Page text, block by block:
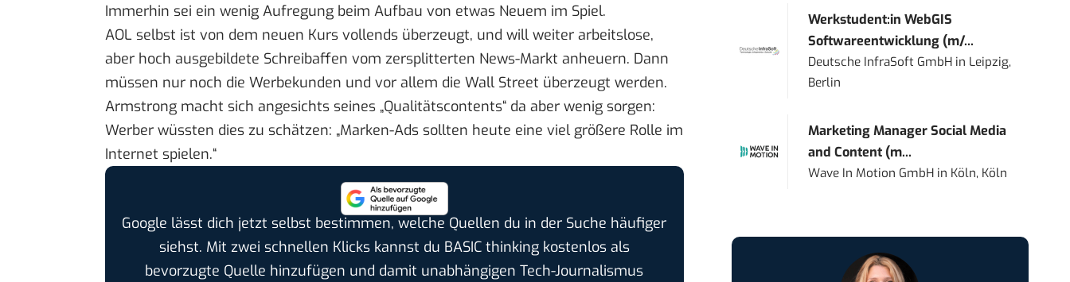
Immerhin sei ein wenig Aufregung beim Aufbau von etwas Neuem im Spiel.
AOL selbst ist von dem neuen Kurs vollends überzeugt, und will weiter arbeitslose,
aber hoch ausgebildete Schreibaffen vom zersplitterten News-Markt anheuern. Dann
müssen nur noch die Werbekunden und vor allem die Wall Street überzeugt werden.
Armstrong macht sich angesichts seines „Qualitätscontents“ da aber wenig sorgen:
Werber wüssten dies zu schätzen: „Marken-Ads sollten heute eine viel größere Rolle im
Internet spielen.“
Google lässt dich jetzt selbst bestimmen, welche Quellen du in der Suche häufiger
siehst. Mit zwei schnellen Klicks kannst du BASIC thinking kostenlos als
bevorzugte Quelle hinzufügen und damit unabhängigen Tech-Journalismus
Werkstudent:in WebGIS
Softwareentwicklung (m/...
Deutsche InfraSoft GmbH in Leipzig,
Berlin
Marketing Manager Social Media
and Content (m...
Wave In Motion GmbH in Köln, Köln